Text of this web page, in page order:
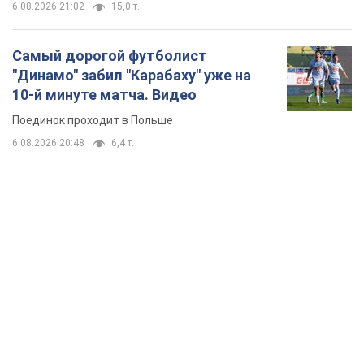
6.08.2026 21:02 15,0 т.
Самый дорогой футболист
"Динамо" забил "Карабаху" уже на
10-й минуте матча. Видео
Поединок проходит в Польше
6.08.2026 20:48 6,4 т.